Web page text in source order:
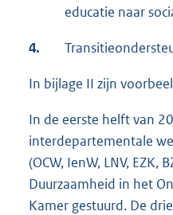
educatie naar
4.
In bijlage II zijn
In de eerste helft van
interdepartementale
(OCW, IenW, LNV, EZK,
Duurzaamheid in het
Kamer gestuurd. De